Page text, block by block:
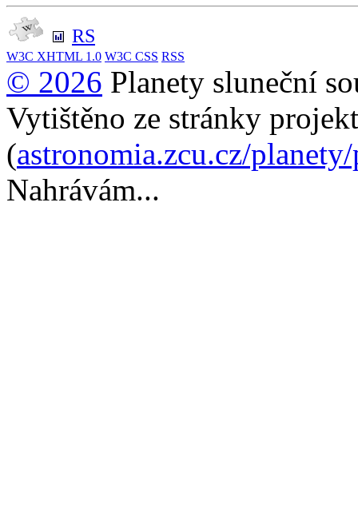
RS
W3C XHTML 1.0 W3C CSS RSS
© 2026 Planety sluneční
Vytištěno ze stránky
(astronomia.zcu.cz/
Nahrávám...